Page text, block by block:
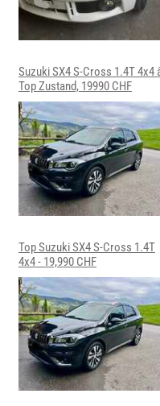
Suzuki SX4 S-Cross 1.4T 4x4
Top Zustand, 19990 CHF
Top Suzuki SX4 S-Cross 1.4T
4x4 - 19,990 CHF